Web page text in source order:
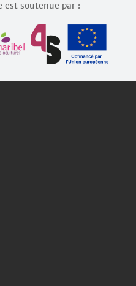
est soutenue par :